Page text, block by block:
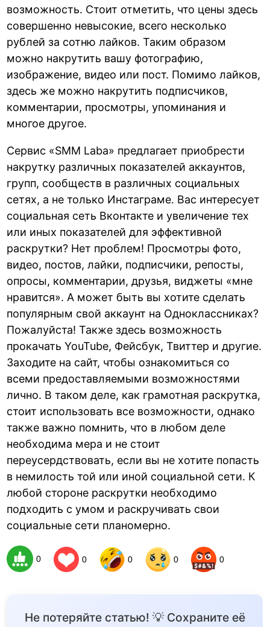
возможность. Стоит отметить, что цены здесь
совершенно невысокие, всего несколько
рублей за сотню лайков. Таким образом
можно накрутить вашу фотографию,
изображение, видео или пост. Помимо лайков,
здесь же можно накрутить подписчиков,
комментарии, просмотры, упоминания и
многое другое.
Сервис «SMM Laba» предлагает приобрести
накрутку различных показателей аккаунтов,
групп, сообществ в различных социальных
сетях, а не только Инстаграме. Вас интересует
социальная сеть Вконтакте и увеличение тех
или иных показателей для эффективной
раскрутки? Нет проблем! Просмотры фото,
видео, постов, лайки, подписчики, репосты,
опросы, комментарии, друзья, виджеты «мне
нравится». А может быть вы хотите сделать
популярным свой аккаунт на Одноклассниках?
Пожалуйста! Также здесь возможность
прокачать YouTube, Фейсбук, Твиттер и другие.
Заходите на сайт, чтобы ознакомиться со
всеми предоставляемыми возможностями
лично. В таком деле, как грамотная раскрутка,
стоит использовать все возможности, однако
также важно помнить, что в любом деле
необходима мера и не стоит
переусердствовать, если вы не хотите попасть
в немилость той или иной социальной сети. К
любой стороне раскрутки необходимо
подходить с умом и раскручивать свои
социальные сети планомерно.
0 0 0 0 0
Не потеряйте статью! 💡 Сохраните её